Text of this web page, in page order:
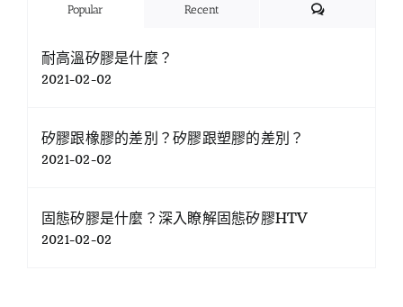
Popular Recent Comments
耐高溫矽膠是什麼？
2021-02-02
矽膠跟橡膠的差別？矽膠跟塑膠的差別？
2021-02-02
固態矽膠是什麼？深入瞭解固態矽膠HTV
2021-02-02